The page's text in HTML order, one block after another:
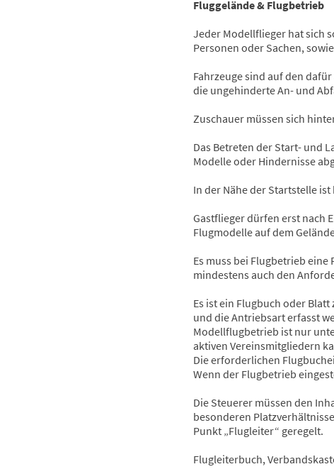
Fluggelände & Flugbetrieb
Jeder Modellflieger hat sich
Personen oder Sachen,
Fahrzeuge sind auf den
die ungehinderte An- und
Zuschauer müssen sich
Das Betreten der Start- und
Modelle oder Hindernisse
In der Nähe der Startstelle
Gastflieger dürfen erst nach
Flugmodelle auf dem
Es muss bei Flugbetrieb
mindestens auch den
Es ist ein Flugbuch oder
und die Antriebsart erfasst
Modellflugbetrieb ist nur
aktiven Vereinsmitgliedern
Die erforderlichen
Wenn der Flugbetrieb
Die Steuerer müssen den
besonderen
Punkt „Flugleiter“ geregelt.
Flugleiterbuch,